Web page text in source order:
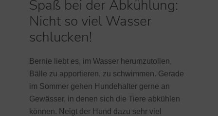
Spaß bei der Abkühlung:
Nicht so viel Wasser
schlucken!
Bernie liebt es, im Wasser herumzutollen,
Bälle zu apportieren, zu schwimmen. Gerade
im Sommer gehen Hundehalter gerne an
Gewässer, in denen sich die Tiere abkühlen
können. Neigt der Hund dazu sehr viel